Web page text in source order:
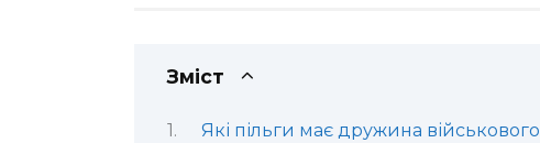
Зміст
Які пільги має дружина військового